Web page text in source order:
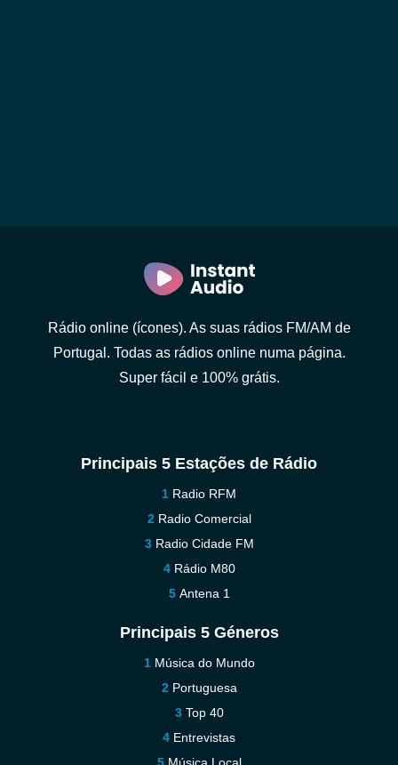
Rádio online (ícones). As suas rádios FM/AM de
Portugal. Todas as rádios online numa página.
Super fácil e 100% grátis.
Principais 5 Estações de Rádio
Radio RFM
Radio Comercial
Radio Cidade FM
Rádio M80
Antena 1
Principais 5 Géneros
Música do Mundo
Portuguesa
Top 40
Entrevistas